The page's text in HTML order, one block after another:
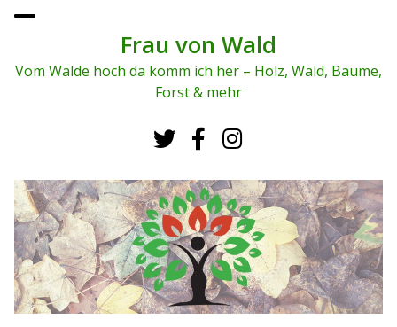
To
me
Frau von Wald
Vom Walde hoch da komm ich her – Holz, Wald, Bäume,
Forst & mehr